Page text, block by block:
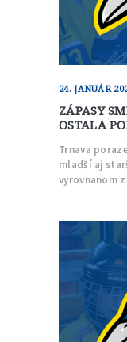
24. JANUÁR
ZÁPASY
OSTALA
Trnava
mladší aj
vyrovnanom